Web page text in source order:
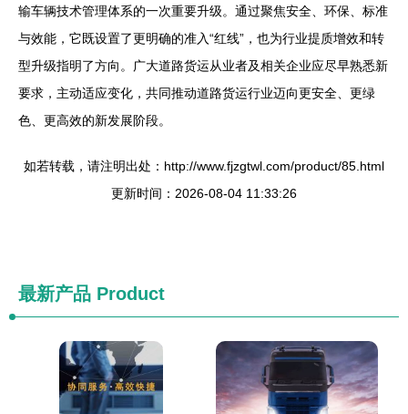
输车辆技术管理体系的一次重要升级。通过聚焦安全、环保、标准
与效能，它既设置了更明确的准入“红线”，也为行业提质增效和转
型升级指明了方向。广大道路货运从业者及相关企业应尽早熟悉新
要求，主动适应变化，共同推动道路货运行业迈向更安全、更绿
色、更高效的新发展阶段。
如若转载，请注明出处：http://www.fjzgtwl.com/product/85.html
更新时间：2026-08-04 11:33:26
最新产品 Product